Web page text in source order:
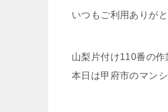
いつもご利用ありが
山梨片付け110番の作
本日は甲府市のマン